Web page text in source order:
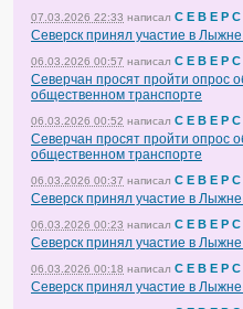
07.03.2026 22:33 написал С Е В Е Р С
Северск принял участие в Лыжне
06.03.2026 00:57 написал С Е В Е Р С
Северчан просят пройти опрос
общественном транспорте
06.03.2026 00:52 написал С Е В Е Р С
Северчан просят пройти опрос
общественном транспорте
06.03.2026 00:37 написал С Е В Е Р С
Северск принял участие в Лыжне
06.03.2026 00:23 написал С Е В Е Р С
Северск принял участие в Лыжне
06.03.2026 00:18 написал С Е В Е Р С
Северск принял участие в Лыжне